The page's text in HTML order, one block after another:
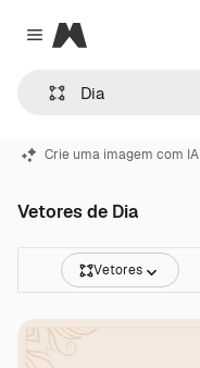
Close menu
Magnific
Crie uma imagem com IA
Vetores de Dia
Vetores